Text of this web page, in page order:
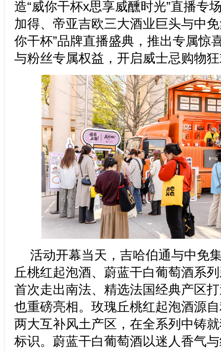
造“威你干杯x思享威醺时光”直播专
加得、帝亚吉欧三大酒业巨头与中
你干杯”品牌直播盛典，推出专属惊
与粉丝专属权益，开启威士忌购物
活动开幕当天，吉哈伯通与中免
丘桃红起泡酒、蔚蓝干白葡萄酒系
首次走出南法、精选法国经典产区
也重磅亮相。玫瑰丘桃红起泡酒源
两大互补风土产区，在全系列中铸
标识。蔚蓝干白葡萄酒以迷人香气